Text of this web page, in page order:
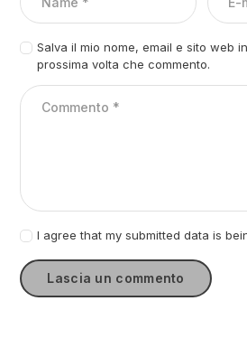
Salva il mio nome, email e sito web
prossima volta che commento.
I agree that my submitted data is